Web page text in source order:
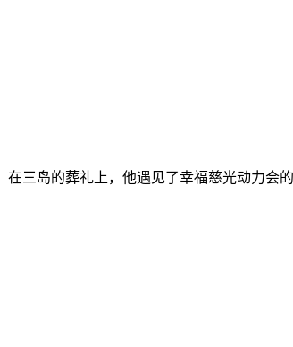
岛的葬礼上，他遇见了幸福慈光动力会